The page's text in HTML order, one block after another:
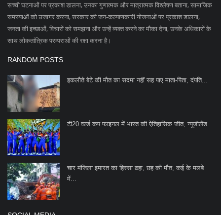
सच्ची घटनाओं पर प्रकाश डालना, उनका गुणात्मक और मात्रात्मक विश्लेषण बताना, सामाजिक
समस्याओं को उजागर करना, सरकार की जन-कल्याणकारी योजनाओं पर प्रकाश डालना,
जनता की इच्छाओं, विचारों को समझना और उन्हें व्यक्त करने का मौका देना, उनके अधिकारों के
साथ लोकतांत्रिक परम्पराओं की रक्षा करना है।
RANDOM POSTS
इकलौते बेटे की मौत का सदमा नहीं सह पाए माता-पिता, दंपति...
टी20 वर्ल्ड कप फाइनल में भारत की ऐतिहासिक जीत, न्यूजीलैंड...
चार मंजिला इमारत का हिस्सा ढहा, छह की मौत, कई के मलबे
में...